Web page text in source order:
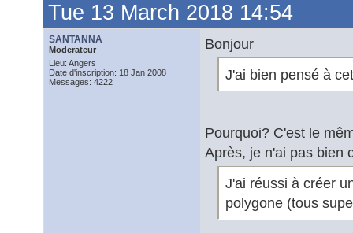
Tue 13 March 2018 14:54
SANTANNA
Moderateur
Lieu: Angers
Date d'inscription: 18 Jan 2008
Messages: 4222
Bonjour
J'ai bien pensé à
Pourquoi? C'est le
Après, je n'ai pas bien
J'ai réussi à créer
polygone (tous